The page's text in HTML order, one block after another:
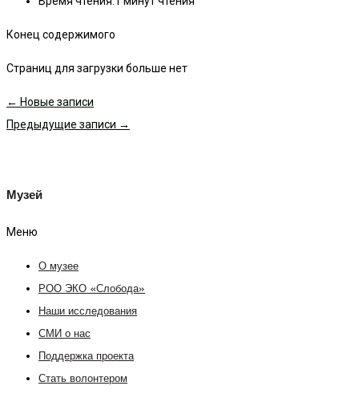
Конец содержимого
Страниц для загрузки больше нет
← Новые записи
Предыдущие записи →
Музей
Меню
О музее
РОО ЭКО «Слобода»
Наши исследования
СМИ о нас
Поддержка проекта
Стать волонтером